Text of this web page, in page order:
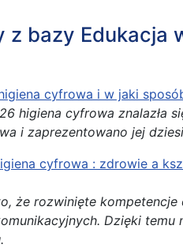
z bazy Edukacja
cyfrowa i w jaki
higiena cyfrowa znalazła
i zaprezentowano jej
cyfrowa : zdrowie a
że rozwinięte
Dzięki